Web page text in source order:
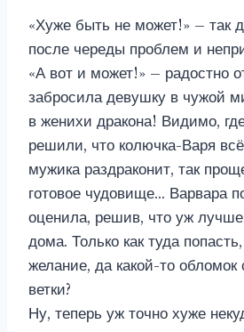
«Хуже быть не может!» – так
после череды проблем и
«А вот и может!» – радостно
забросила девушку в чужой
в женихи дракона! Видимо,
решили, что колючка-Варя
мужика раздраконит, так
готовое чудовище… Варвара
оценила, решив, что уж
дома. Только как туда
желание, да какой-то
ветки?
Ну, теперь уж точно хуже